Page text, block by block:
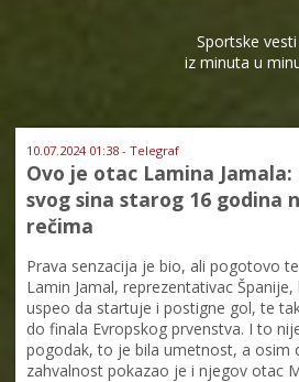
Sportske vesti
iz minuta u
10.07.2024 01:38 - Telegraf
Ovo je otac Lamina
svog sina starog 16 godina
rečima
Prava senzacija je bio, ali pogotovo
Lamin Jamal, reprezentativac
uspeo da startuje i postigne gol, te
do finala Evropskog prvenstva. I to
pogodak, to je bila umetnost, a osim
zahvalnost pokazao je i njegov otac